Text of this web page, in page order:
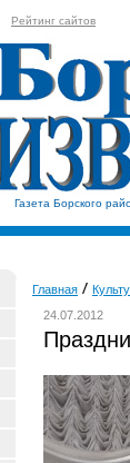
Рейтинг сайтов
Газета Борского
Главная
24.07.2012